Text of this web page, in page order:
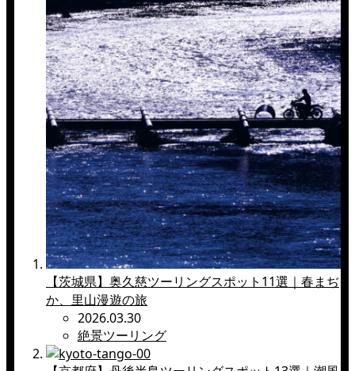
【茨城県】奥久慈ツーリングスポット11選｜春まぢ
か、里山漫遊の旅
2026.03.30
絶景ツーリング